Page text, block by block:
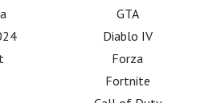
GTA
Diablo IV
Forza
Fortnite